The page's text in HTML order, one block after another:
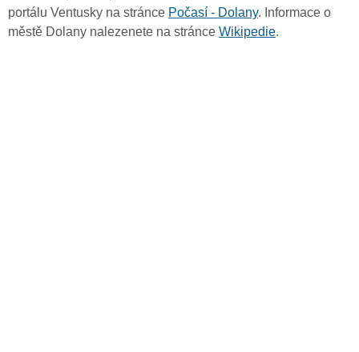
portálu Ventusky na stránce Počasí - Dolany. Informace o
městě Dolany nalezenete na stránce Wikipedie.